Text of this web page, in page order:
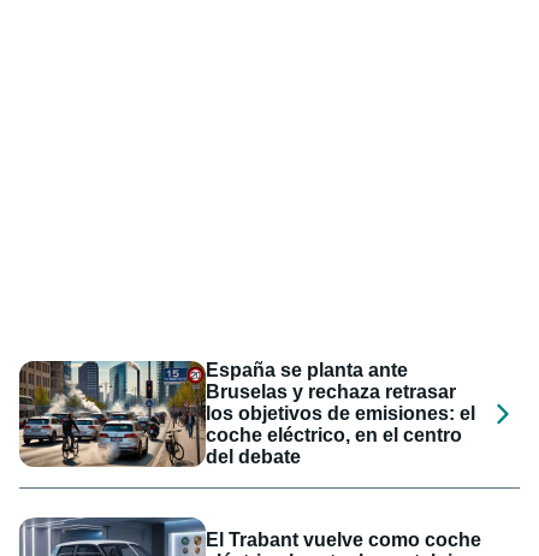
España se planta ante
Bruselas y rechaza retrasar
los objetivos de emisiones: el
coche eléctrico, en el centro
del debate
El Trabant vuelve como coche